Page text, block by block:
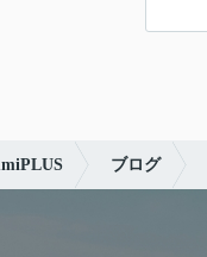
ブログ